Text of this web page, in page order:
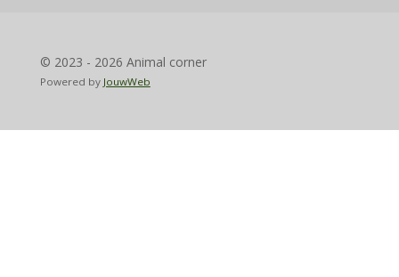
© 2023 - 2026 Animal corner
Powered by JouwWeb